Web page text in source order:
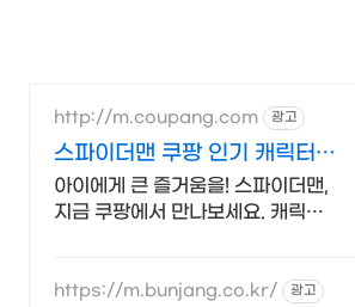
http://m.coupang.com 광고
스파이더맨 쿠팡 인기 캐릭터
총집합!
아이에게 큰 즐거움을! 스파이더맨,
지금 쿠팡에서 만나보세요. 캐릭터
https://m.bunjang.co.kr/ 광고